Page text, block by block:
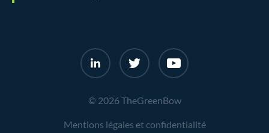
© 2026 TheGreenBow
Mentions légales et confidentialité